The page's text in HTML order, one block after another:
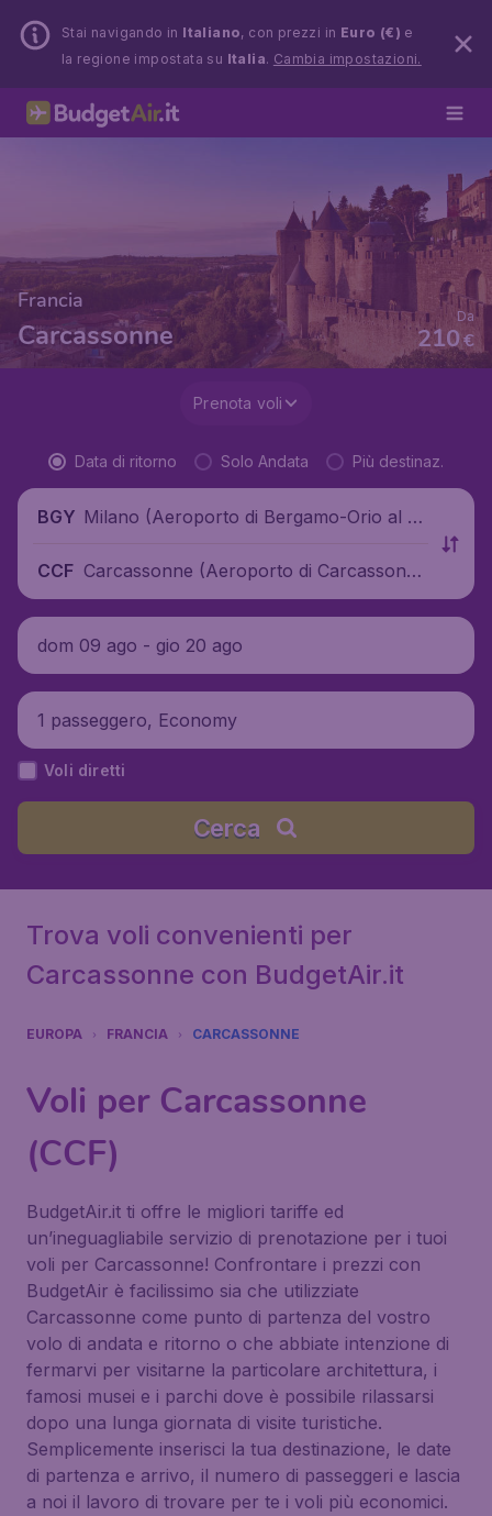
Stai navigando in Italiano, con prezzi in Euro (€) e
la regione impostata su Italia. Cambia impostazioni.
Francia
Carcassonne €
210
Da
Prenota voli
Data di ritorno Solo Andata Più destinaz.
BGY Milano (Aeroporto di Bergamo-Orio al S
CCF Carcassonne (Aeroporto di Carcassonne
Salvaza), Francia
dom 09 ago - gio 20 ago
1 passeggero, Economy
Voli diretti
Cerca
Trova voli convenienti per
Carcassonne con BudgetAir.it
EUROPA FRANCIA CARCASSONNE
Voli per Carcassonne
(CCF)
BudgetAir.it ti offre le migliori tariffe ed
un’ineguagliabile servizio di prenotazione per i tuoi
voli per Carcassonne! Confrontare i prezzi con
BudgetAir è facilissimo sia che utilizziate
Carcassonne come punto di partenza del vostro
volo di andata e ritorno o che abbiate intenzione di
fermarvi per visitarne la particolare architettura, i
famosi musei e i parchi dove è possibile rilassarsi
dopo una lunga giornata di visite turistiche.
Semplicemente inserisci la tua destinazione, le date
di partenza e arrivo, il numero di passeggeri e lascia
a noi il lavoro di trovare per te i voli più economici.